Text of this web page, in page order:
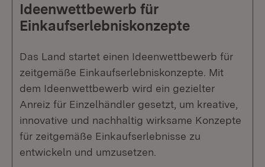
Ideenwettbewerb für
Einkaufserlebniskonzepte
Das Land startet einen Ideenwettbewerb für
zeitgemäße Einkaufserlebniskonzepte. Mit
dem Ideenwettbewerb wird ein gezielter
Anreiz für Einzelhändler gesetzt, um kreative,
innovative und nachhaltig wirksame Konzepte
für zeitgemäße Einkaufserlebnisse zu
entwickeln und umzusetzen.